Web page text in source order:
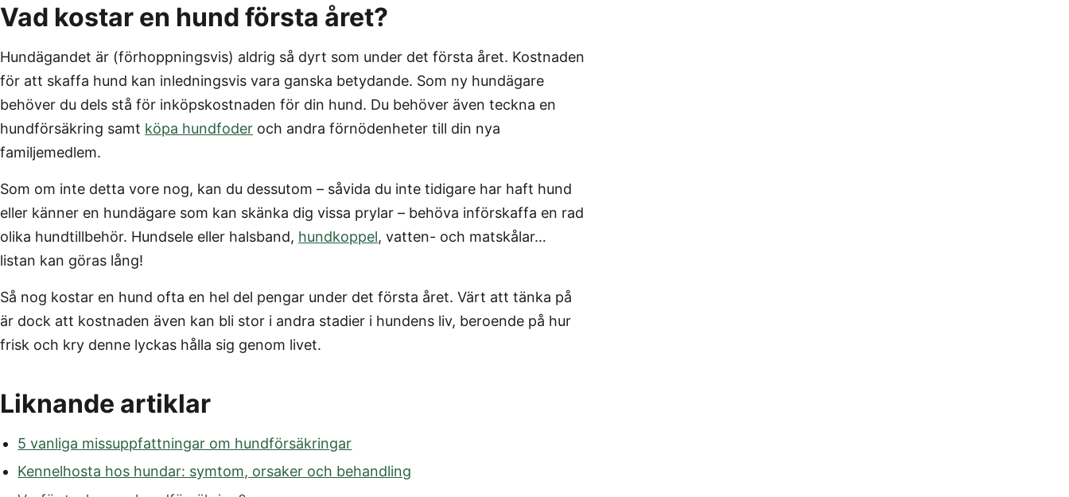
Vad kostar en hund första året?
Hundägandet är (förhoppningsvis) aldrig så dyrt som under det första året. Kostnaden
för att skaffa hund kan inledningsvis vara ganska betydande. Som ny hundägare
behöver du dels stå för inköpskostnaden för din hund. Du behöver även teckna en
hundförsäkring samt köpa hundfoder och andra förnödenheter till din nya
familjemedlem.
Som om inte detta vore nog, kan du dessutom – såvida du inte tidigare har haft hund
eller känner en hundägare som kan skänka dig vissa prylar – behöva införskaffa en rad
olika hundtillbehör. Hundsele eller halsband, hundkoppel, vatten- och matskålar…
listan kan göras lång!
Så nog kostar en hund ofta en hel del pengar under det första året. Värt att tänka på
är dock att kostnaden även kan bli stor i andra stadier i hundens liv, beroende på hur
frisk och kry denne lyckas hålla sig genom livet.
Liknande artiklar
5 vanliga missuppfattningar om hundförsäkringar
Kennelhosta hos hundar: symtom, orsaker och behandling